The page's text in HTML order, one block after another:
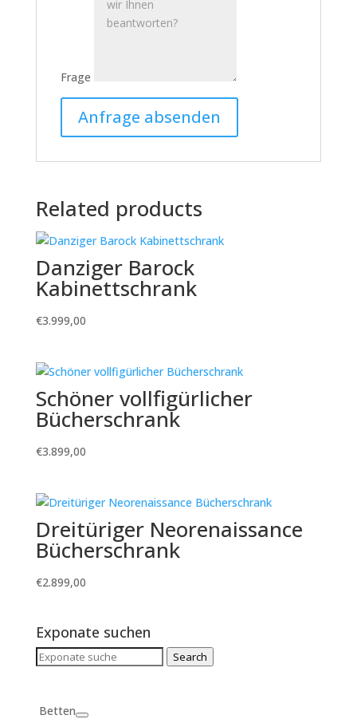
Frage
Related products
Danziger Barock
Kabinettschrank
€3.999,00
Schöner vollfigürlicher
Bücherschrank
€3.899,00
Dreitüriger Neorenaissance
Bücherschrank
€2.899,00
Exponate suchen
Search
Search
Betten